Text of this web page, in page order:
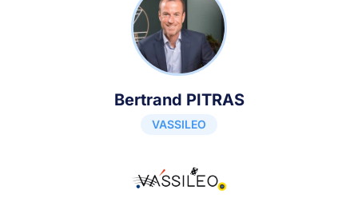
Bertrand PITRAS
VASSILEO